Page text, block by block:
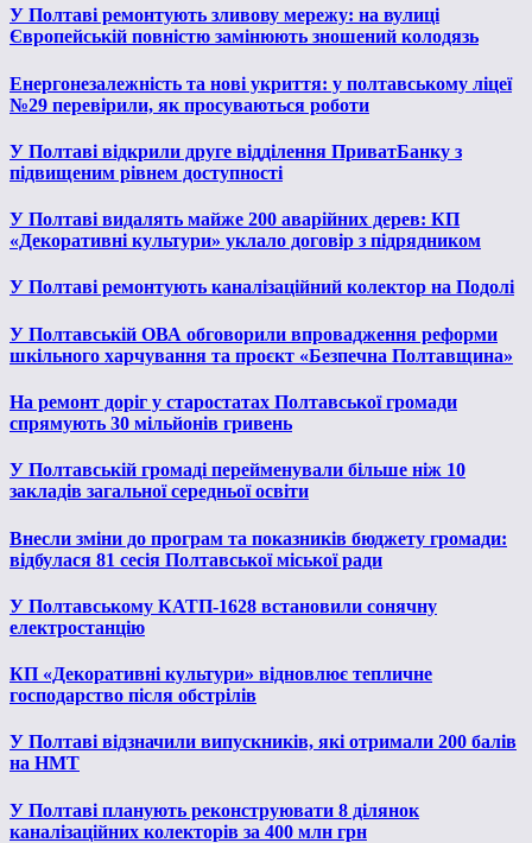
У Полтаві ремонтують зливову мережу: на вулиці
Європейській повністю замінюють зношений колодязь
Енергонезалежність та нові укриття: у полтавському ліцеї
№29 перевірили, як просуваються роботи
У Полтаві відкрили друге відділення ПриватБанку з
підвищеним рівнем доступності
У Полтаві видалять майже 200 аварійних дерев: КП
«Декоративні культури» уклало договір з підрядником
У Полтаві ремонтують каналізаційний колектор на Подолі
У Полтавській ОВА обговорили впровадження реформи
шкільного харчування та проєкт «Безпечна Полтавщина»
На ремонт доріг у старостатах Полтавської громади
спрямують 30 мільйонів гривень
У Полтавській громаді перейменували більше ніж 10
закладів загальної середньої освіти
Внесли зміни до програм та показників бюджету громади:
відбулася 81 сесія Полтавської міської ради
У Полтавському КАТП-1628 встановили сонячну
електростанцію
КП «Декоративні культури» відновлює тепличне
господарство після обстрілів
У Полтаві відзначили випускників, які отримали 200 балів
на НМТ
У Полтаві планують реконструювати 8 ділянок
каналізаційних колекторів за 400 млн грн